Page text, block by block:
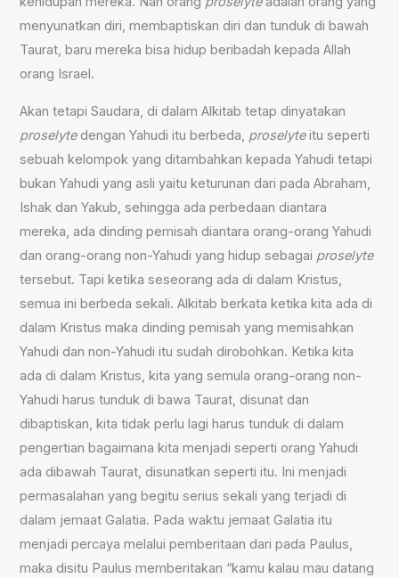
menyunatkan diri, membaptiskan diri dan tunduk di bawah
Taurat, baru mereka bisa hidup beribadah kepada Allah
orang Israel.
Akan tetapi Saudara, di dalam Alkitab tetap dinyatakan
proselytedengan Yahudi itu berbeda, proselyteitu seperti
sebuah kelompok yang ditambahkan kepada Yahudi tetapi
bukan Yahudi yang asli yaitu keturunan dari pada Abraham,
Ishak dan Yakub, sehingga ada perbedaan diantara
mereka, ada dinding pemisah diantara orang-orang Yahudi
dan orang-orang non-Yahudi yang hidup sebagai proselyte
tersebut. Tapi ketika seseorang ada di dalam Kristus,
semua ini berbeda sekali. Alkitab berkata ketika kita ada di
dalam Kristus maka dinding pemisah yang memisahkan
Yahudi dan non-Yahudi itu sudah dirobohkan. Ketika kita
ada di dalam Kristus, kita yang semula orang-orang non-
Yahudi harus tunduk di bawa Taurat, disunat dan
dibaptiskan, kita tidak perlu lagi harus tunduk di dalam
pengertian bagaimana kita menjadi seperti orang Yahudi
ada dibawah Taurat, disunatkan seperti itu. Ini menjadi
permasalahan yang begitu serius sekali yang terjadi di
dalam jemaat Galatia. Pada waktu jemaat Galatia itu
menjadi percaya melalui pemberitaan dari pada Paulus,
maka disitu Paulus memberitakan “kamu kalau mau datang